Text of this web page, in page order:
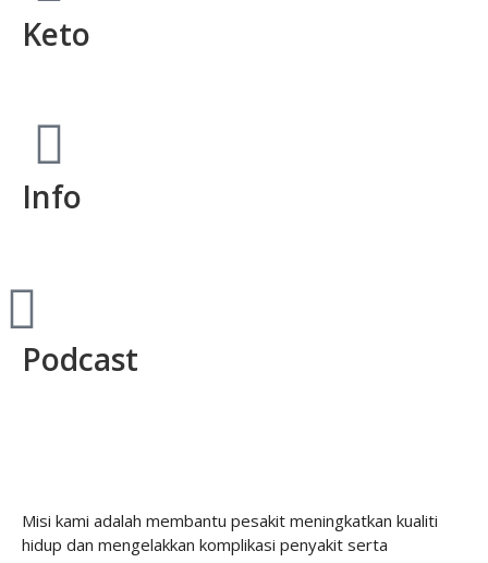
Keto
Info
Podcast
Misi kami adalah membantu pesakit meningkatkan kualiti
hidup dan mengelakkan komplikasi penyakit serta